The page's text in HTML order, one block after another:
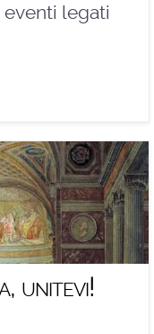
legati
unitevi!